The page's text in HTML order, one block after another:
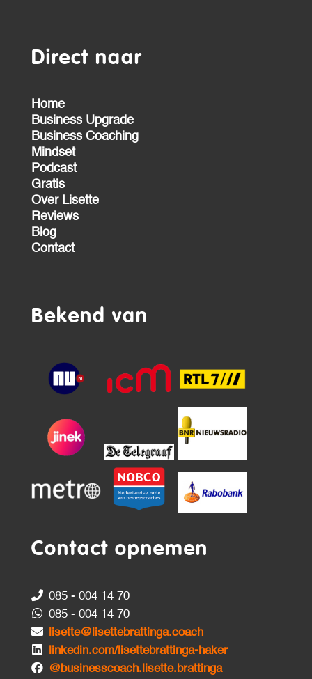
Direct naar
Home
Business Upgrade
Business Coaching
Mindset
Podcast
Gratis
Over Lisette
Reviews
Blog
Contact
Bekend van
Contact opnemen
085 - 004 14 70
085 - 004 14 70
lisette@lisettebrattinga.coach
linkedin.com/lisettebrattinga-haker
@businesscoach.lisette.brattinga